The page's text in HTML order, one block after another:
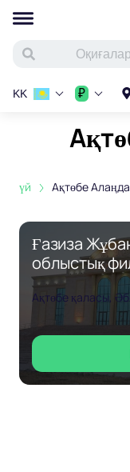
KK ₽
үй Ақтөбе
Ғазиза
облыстық
Ақтөбе қаласы,